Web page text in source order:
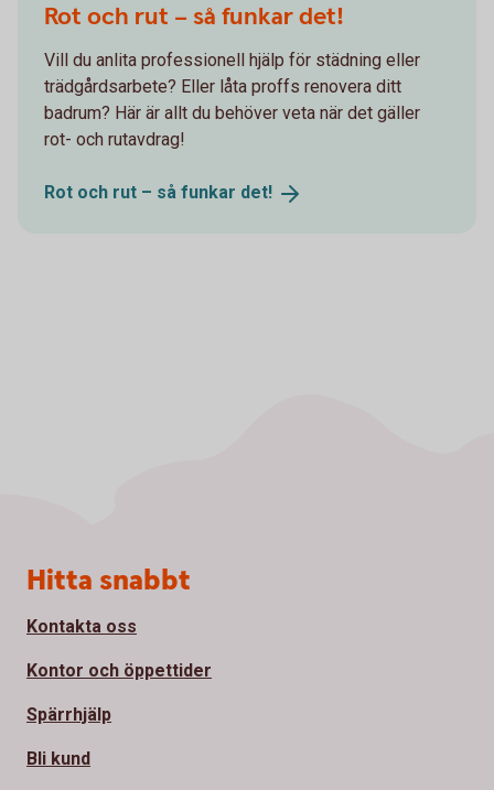
Rot och rut – så funkar det!
Vill du anlita professionell hjälp för städning eller
trädgårdsarbete? Eller låta proffs renovera ditt
badrum? Här är allt du behöver veta när det gäller
rot- och rutavdrag!
Rot och rut – så funkar det!
Sidfot
Hitta snabbt
Kontakta oss
Kontor och öppettider
Spärrhjälp
Bli kund